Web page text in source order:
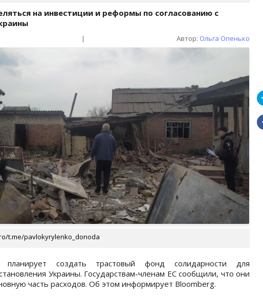
на инвестиции и реформы по согласованию с
| Автор: Ольга Опенько
t.me/pavlokyrylenko_donoda
планирует создать трастовый фонд солидарности для
Украины. Государствам-членам ЕС сообщили, что они
часть расходов. Об этом информирует Bloomberg.